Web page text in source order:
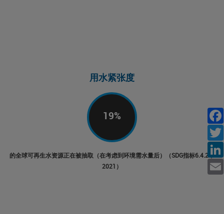
用水紧张度
19%
的全球可再生水资源正在被抽取（在考虑到环境需水量后）（SDG指标6.4.2，
2021）